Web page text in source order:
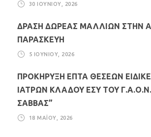
30 ΙΟΥΝΊΟΥ, 2026
ΔΡΑΣΗ ΔΩΡΕΑΣ ΜΑΛΛΙΩΝ ΣΤΗΝ
ΠΑΡΑΣΚΕΥΗ
5 ΙΟΥΝΊΟΥ, 2026
ΠΡΟΚΗΡΥΞΗ ΕΠΤΑ ΘΕΣΕΩΝ
ΙΑΤΡΩΝ ΚΛΑΔΟΥ ΕΣΥ ΤΟΥ
ΣΑΒΒΑΣ”
18 ΜΑΪ́ΟΥ, 2026